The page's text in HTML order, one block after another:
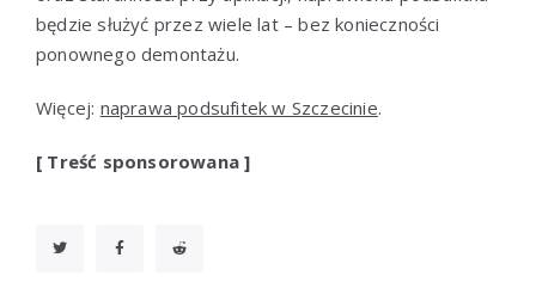
będzie służyć przez wiele lat – bez konieczności
ponownego demontażu.
Więcej: naprawa podsufitek w Szczecinie.
[ Treść sponsorowana ]